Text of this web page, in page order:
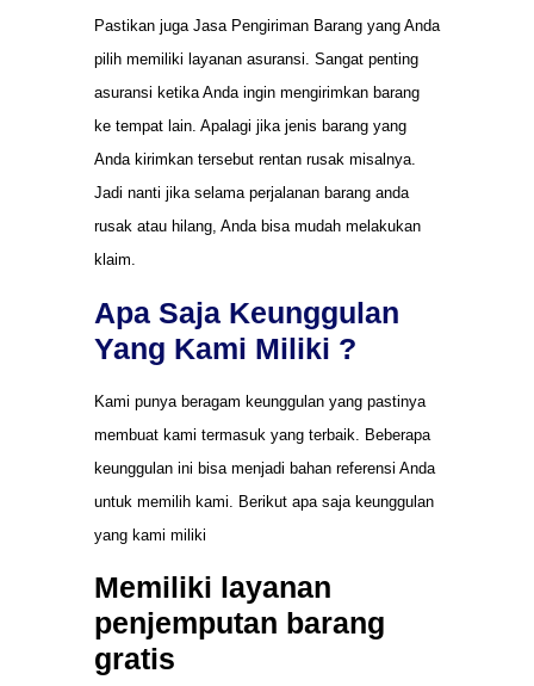
Pastikan juga Jasa Pengiriman Barang yang Anda
pilih memiliki layanan asuransi. Sangat penting
asuransi ketika Anda ingin mengirimkan barang
ke tempat lain. Apalagi jika jenis barang yang
Anda kirimkan tersebut rentan rusak misalnya.
Jadi nanti jika selama perjalanan barang anda
rusak atau hilang, Anda bisa mudah melakukan
klaim.
Apa Saja Keunggulan
Yang Kami Miliki ?
Kami punya beragam keunggulan yang pastinya
membuat kami termasuk yang terbaik. Beberapa
keunggulan ini bisa menjadi bahan referensi Anda
untuk memilih kami. Berikut apa saja keunggulan
yang kami miliki
Memiliki layanan
penjemputan barang
gratis